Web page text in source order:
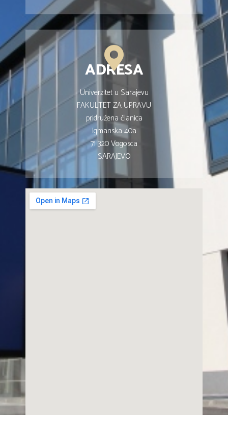
ADRESA
Univerzitet u Sarajevu
FAKULTET ZA UPRAVU
pridružena članica
Igmanska 40a
71 320 Vogosca
SARAJEVO